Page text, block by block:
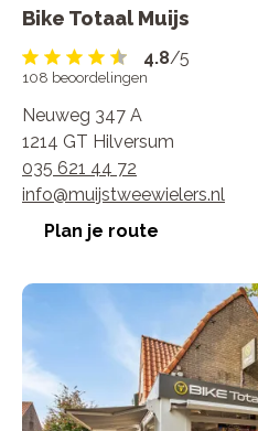
Bike Totaal Muijs
4.8/5
108 beoordelingen
Neuweg 347 A
1214 GT Hilversum
035 621 44 72
info@muijstweewielers.nl
Plan je route